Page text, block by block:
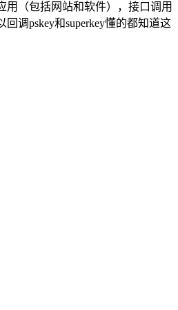
（包括网站和软件），接口调用
调pskey和superkey懂的都知道这